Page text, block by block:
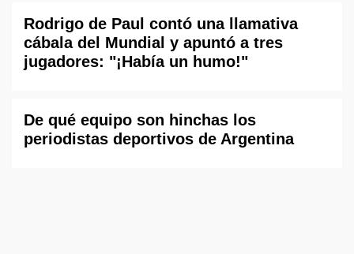
Rodrigo de Paul contó una llamativa
cábala del Mundial y apuntó a tres
jugadores: "¡Había un humo!"
De qué equipo son hinchas los
periodistas deportivos de Argentina